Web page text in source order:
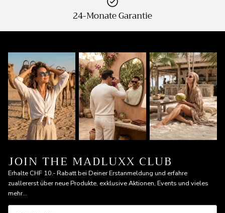
24-Monate Garantie
JOIN THE MADLUXX CLUB
Erhalte CHF 10.- Rabatt bei Deiner Erstanmeldung und erfahre
zuallererst über neue Produkte, exklusive Aktionen, Events und vieles
mehr...